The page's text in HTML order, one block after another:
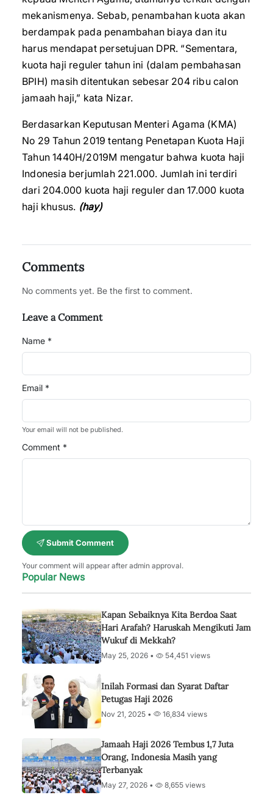
mekanismenya. Sebab, penambahan kuota akan
berdampak pada penambahan biaya dan itu
harus mendapat persetujuan DPR. “Sementara,
kuota haji reguler tahun ini (dalam pembahasan
BPIH) masih ditentukan sebesar 204 ribu calon
jamaah haji,” kata Nizar.
Berdasarkan Keputusan Menteri Agama (KMA)
No 29 Tahun 2019 tentang Penetapan Kuota Haji
Tahun 1440H/2019M mengatur bahwa kuota haji
Indonesia berjumlah 221.000. Jumlah ini terdiri
dari 204.000 kuota haji reguler dan 17.000 kuota
haji khusus. (hay)
Comments
No comments yet. Be the first to comment.
Leave a Comment
Name *
Email *
Your email will not be published.
Comment *
Submit Comment
Your comment will appear after admin approval.
Popular News
Kapan Sebaiknya Kita Berdoa Saat
Hari Arafah? Haruskah Mengikuti Jam
Wukuf di Mekkah?
May 25, 2026 • 54,451 views
Inilah Formasi dan Syarat Daftar
Petugas Haji 2026
Nov 21, 2025 • 16,834 views
Jamaah Haji 2026 Tembus 1,7 Juta
Orang, Indonesia Masih yang
Terbanyak
May 27, 2026 • 8,655 views